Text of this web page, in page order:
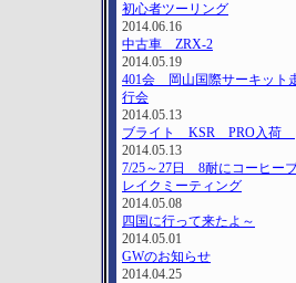
初心者ツーリング
2014.06.16
中古車 ZRX-2
2014.05.19
401会 岡山国際サーキット
行会
2014.05.13
ブライト KSR PRO入荷
2014.05.13
7/25～27日 8耐にコーヒー
レイクミーティング
2014.05.08
四国に行って来たよ～
2014.05.01
GWのお知らせ
2014.04.25